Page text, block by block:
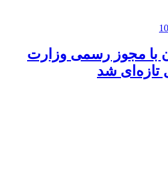
با مجوز رسمی وزارت
شد